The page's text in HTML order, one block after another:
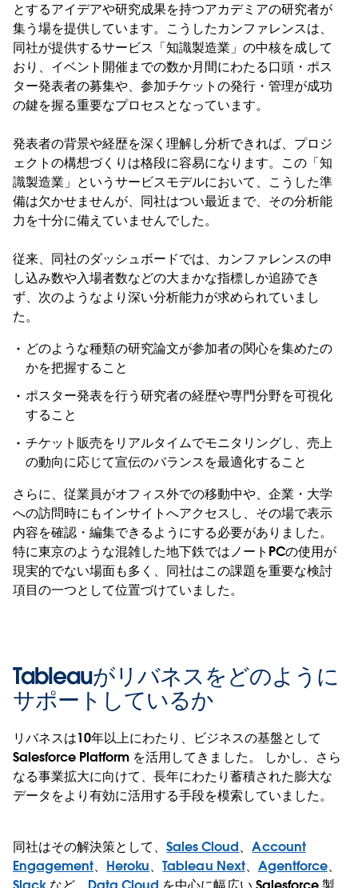
とするアイデアや研究成果を持つアカデミアの研究者が
集う場を提供しています。こうしたカンファレンスは、
同社が提供するサービス「知識製造業」の中核を成して
おり、イベント開催までの数か月間にわたる口頭・ポス
ター発表者の募集や、参加チケットの発行・管理が成功
の鍵を握る重要なプロセスとなっています。
発表者の背景や経歴を深く理解し分析できれば、プロジ
ェクトの構想づくりは格段に容易になります。この「知
識製造業」というサービスモデルにおいて、こうした準
備は欠かせませんが、同社はつい最近まで、その分析能
力を十分に備えていませんでした。
従来、同社のダッシュボードでは、カンファレンスの申
し込み数や入場者数などの大まかな指標しか追跡でき
ず、次のようなより深い分析能力が求められていまし
た。
どのような種類の研究論文が参加者の関心を集めたの
かを把握すること
ポスター発表を行う研究者の経歴や専門分野を可視化
すること
チケット販売をリアルタイムでモニタリングし、売上
の動向に応じて宣伝のバランスを最適化すること
さらに、従業員がオフィス外での移動中や、企業・大学
への訪問時にもインサイトへアクセスし、その場で表示
内容を確認・編集できるようにする必要がありました。
特に東京のような混雑した地下鉄ではノートPCの使用が
現実的でない場面も多く、同社はこの課題を重要な検討
項目の一つとして位置づけていました。
Tableauがリバネスをどのように
サポートしているか
リバネスは10年以上にわたり、ビジネスの基盤として
Salesforce Platform を活用してきました。 しかし、さら
なる事業拡大に向けて、長年にわたり蓄積された膨大な
データをより有効に活用する手段を模索していました。
同社はその解決策として、Sales Cloud、Account
Engagement、 Heroku、Tableau Next、 Agentforce、